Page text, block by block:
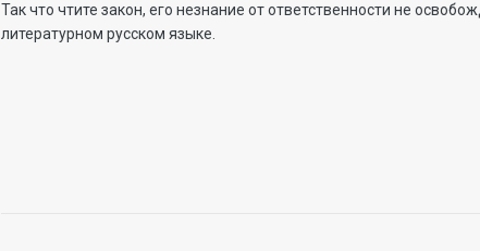
Так что чтите закон, его незнание от ответственности не
литературном русском языке.